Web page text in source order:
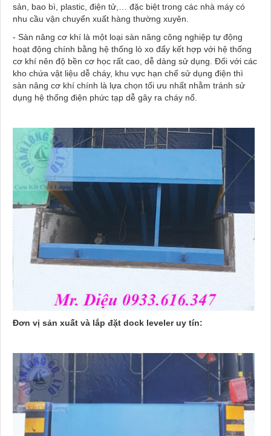
sản, bao bì, plastic, điện tử,… đặc biệt trong các nhà máy có
nhu cầu vận chuyển xuất hàng thường xuyên.
- Sàn nâng cơ khí là một loại sàn nâng công nghiệp tự động
hoạt động chính bằng hệ thống lò xo đẩy kết hợp với hệ thống
cơ khí nên độ bền cơ học rất cao, dễ dàng sử dụng. Đối với các
kho chứa vật liệu dễ cháy, khu vực hạn chế sử dụng điện thì
sàn nâng cơ khí chính là lựa chọn tối ưu nhất nhằm tránh sử
dụng hệ thống điện phức tạp dễ gây ra cháy nổ.
Đơn vị sản xuất và lắp đặt dock leveler uy tín: